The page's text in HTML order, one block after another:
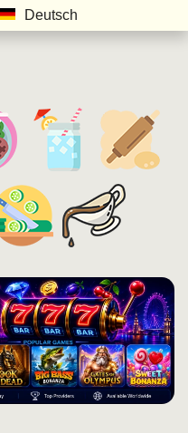
Deutsch